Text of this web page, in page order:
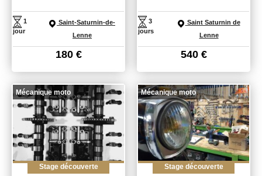
1
jour
Saint-Saturnin-de-
Lenne
180 €
3
jours
Saint Saturnin de
Lenne
540 €
Mécanique moto
Stage découverte
Mécanique moto
Stage découverte